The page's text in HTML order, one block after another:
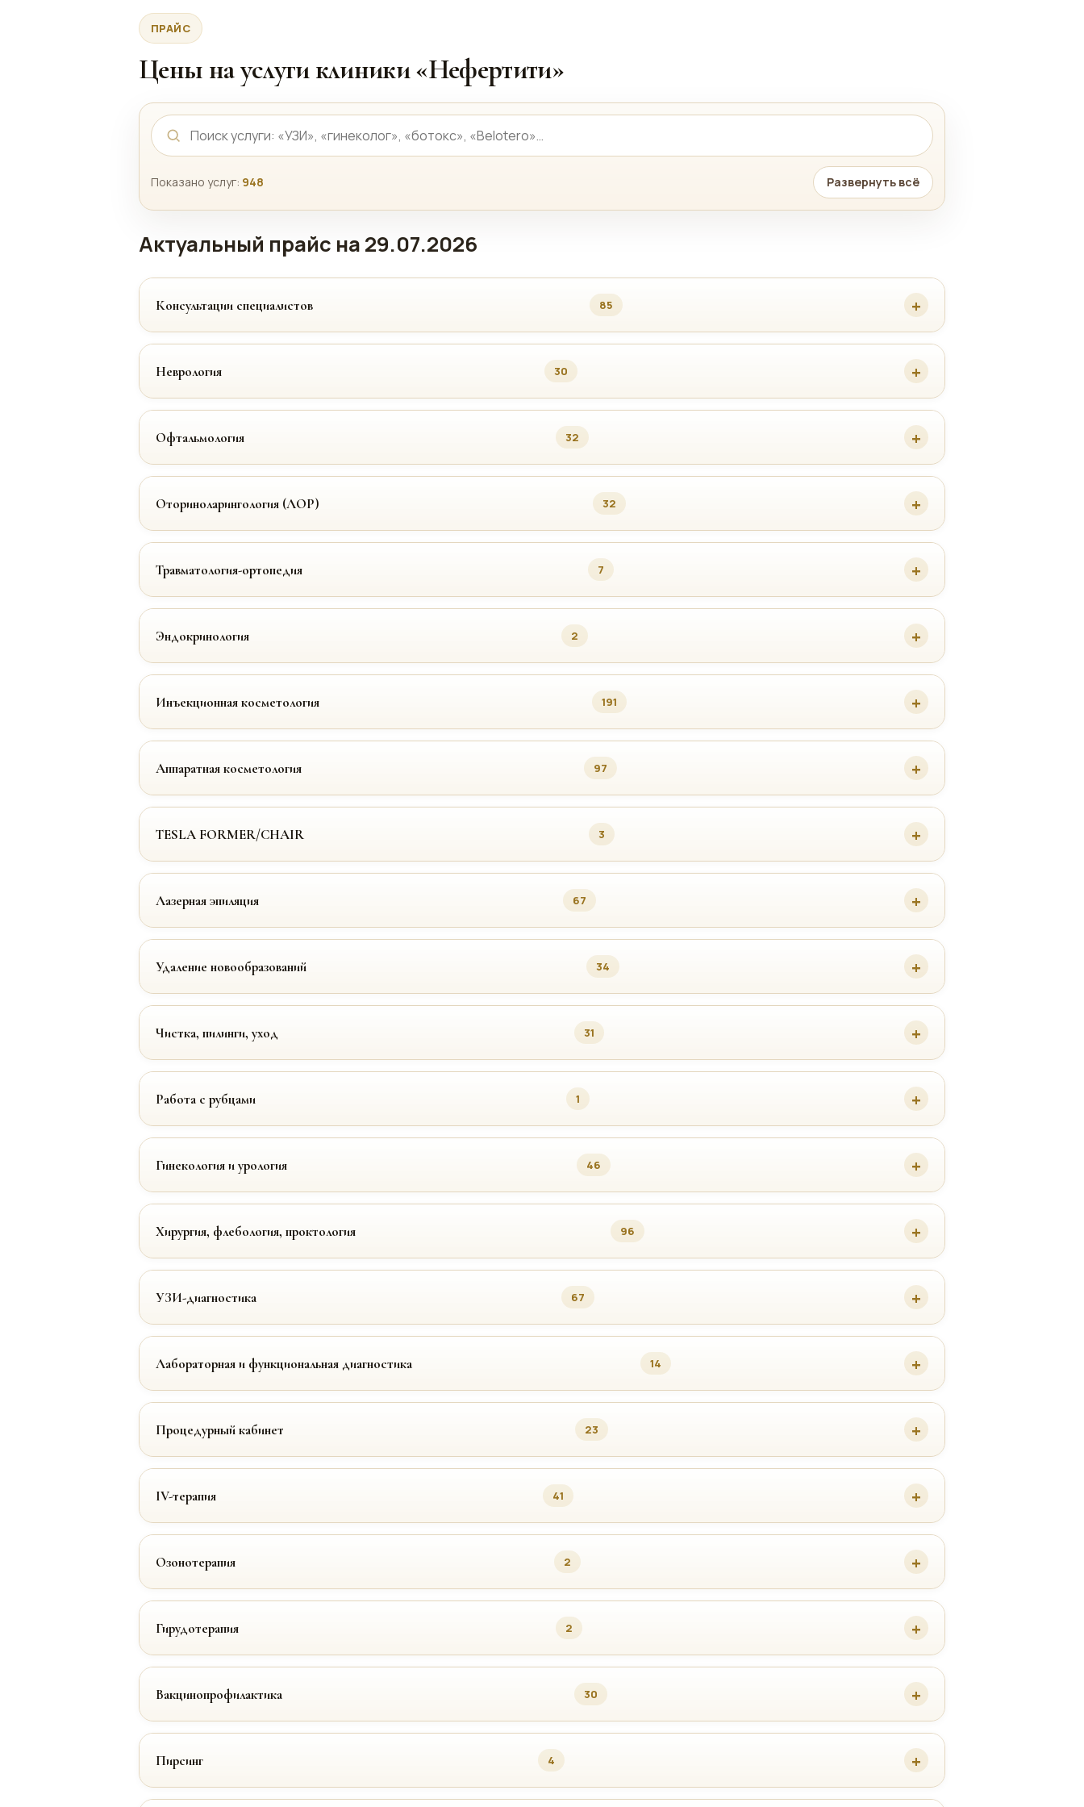
ПРАЙС
Цены на услуги клиники «Нефертити»
Показано услуг: 948 Развернуть всё
Актуальный прайс на 29.07.2026
Консультации специалистов 85
Неврология 30
Офтальмология 32
Оториноларингология (ЛОР) 32
Травматология-ортопедия 7
Эндокринология 2
Инъекционная косметология 191
Аппаратная косметология 97
TESLA FORMER/CHAIR 3
Лазерная эпиляция 67
Удаление новообразований 34
Чистка, пилинги, уход 31
Работа с рубцами 1
Гинекология и урология 46
Хирургия, флебология, проктология 96
УЗИ-диагностика 67
Лабораторная и функциональная диагностика 14
Процедурный кабинет 23
IV-терапия 41
Озонотерапия 2
Гирудотерапия 2
Вакцинопрофилактика 30
Пирсинг 4